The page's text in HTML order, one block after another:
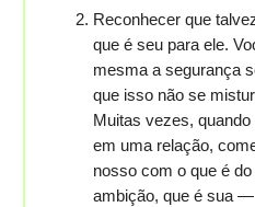
Reconhecer que
que é seu para ele.
mesma a segurança
que isso não se
Muitas vezes,
em uma relação,
nosso com o que é
ambição, que é sua